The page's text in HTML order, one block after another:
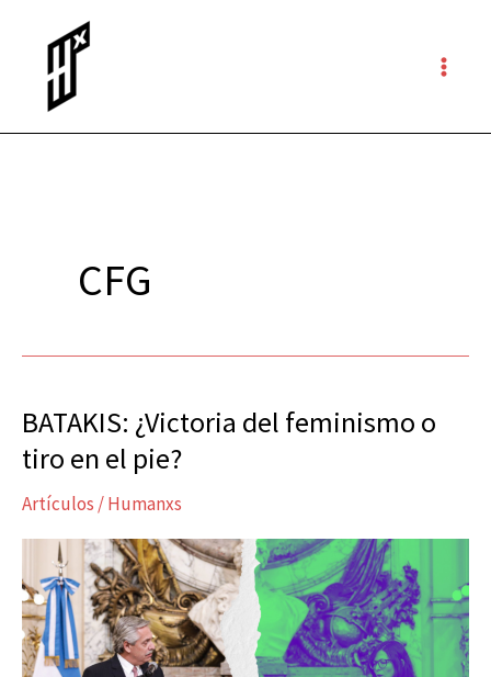
contenido
CFG
BATAKIS: ¿Victoria del feminismo o
tiro en el pie?
Artículos /Humanxs
BATAKIS:
¿Victoria
feminismo
o
tiro
en
el
pie?